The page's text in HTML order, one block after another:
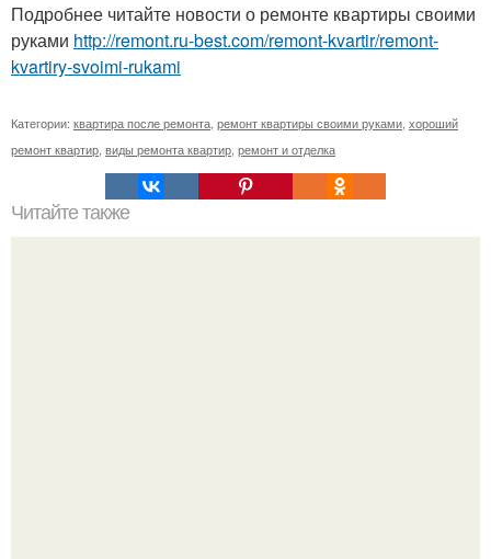
Подробнее читайте новости о ремонте квартиры своими
руками http://remont.ru-best.com/remont-kvartir/remont-
kvartiry-svoimi-rukami
Категории: квартира после ремонта, ремонт квартиры своими руками, хороший
ремонт квартир, виды ремонта квартир, ремонт и отделка
Читайте также